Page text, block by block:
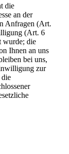
die
an der
Anfragen (Art.
(Art. 6
wurde; die
Ihnen an uns
bei uns,
zur